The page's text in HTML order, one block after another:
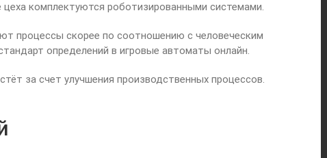
комплектуются роботизированными системами.
процессы скорее по соотношению с человеческим
определений в игровые автоматы онлайн.
за счет улучшения производственных процессов.